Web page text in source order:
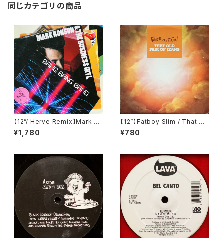
同じカテゴリの商品
【12”/ Herve Remix】Mark Ro
nson & The Business Intl /
Bang Bang Bang (Columbi
¥1,780
【12”】Fatboy Slim / That Ol
d Pair Of Jeans (Astralwer
ks) (ASW 66278)
¥780